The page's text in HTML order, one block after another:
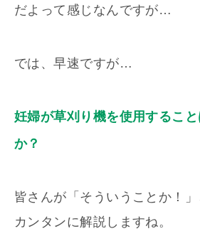
だよって感じなんですが…
では、早速ですが…
妊婦が草刈り機を使用するこ
か？
皆さんが「そういうことか！」
カンタンに解説しますね。